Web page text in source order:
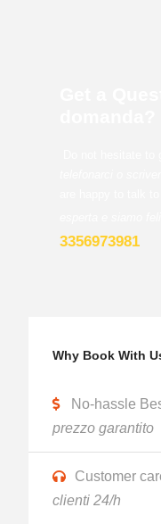
3356973981
Why Book With
No-hassle
prezzo garantito
Customer
clienti 24/h